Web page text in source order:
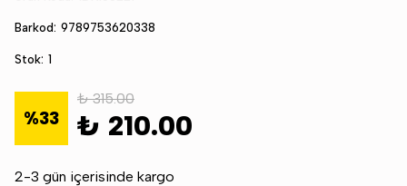
Barkod: 9789753620338
Stok: 1
%33
₺ 315.00
₺ 210.00
2-3 gün içerisinde kargo